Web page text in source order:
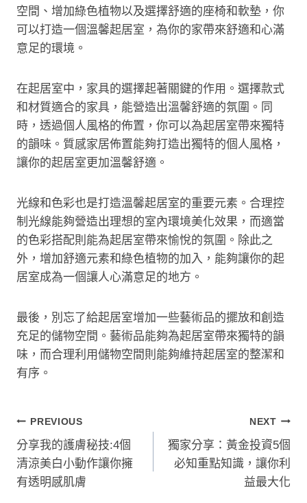
空間、增加綠色植物以及選擇舒適的座椅和軟墊，你
可以打造一個溫馨起居室，為你的家帶來舒適和心滿
意足的環境。
在起居室中，家具的選擇起著關鍵的作用。選擇款式
和材質適合的家具，能營造出溫馨舒適的氛圍。同
時，透過個人風格的佈置，你可以為起居室帶來獨特
的韻味。質感家居佈置能夠打造出獨特的個人風格，
讓你的起居室更加溫馨舒適。
光線和色彩也是打造溫馨起居室的重要元素。合理控
制光線能夠營造出理想的室內環境美化效果，而適當
的色彩搭配則能為起居室帶來愉悅的氛圍。除此之
外，增加舒適元素和綠色植物的加入，能夠讓你的起
居室成為一個讓人心滿意足的地方。
最後，別忘了給起居室增加一些藝術品的擺放和創造
充足的儲物空間。藝術品能夠為起居室帶來獨特的韻
味，而合理利用儲物空間則能夠維持起居室的整潔和
有序。
文
章
導
PREVIOUS
分享我的護膚秘技:4個
清涼美白小動作讓你擁
有透明感肌膚
NEXT
獨家分享：黃金投資5個
必知重點知識，讓你利
益最大化